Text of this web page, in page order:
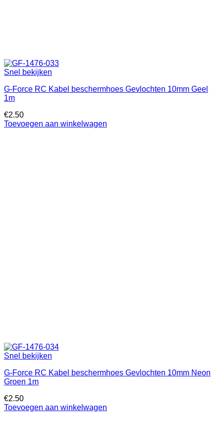
Snel bekijken
G-Force RC Kabel beschermhoes Gevlochten 10mm Geel
1m
€2.50
Toevoegen aan winkelwagen
Snel bekijken
G-Force RC Kabel beschermhoes Gevlochten 10mm Neon
Groen 1m
€2.50
Toevoegen aan winkelwagen